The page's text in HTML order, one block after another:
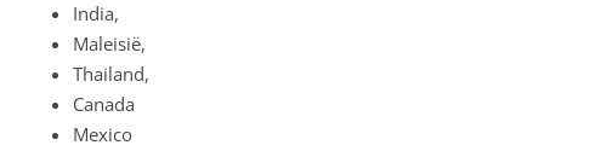
India,
Maleisië,
Thailand,
Canada
Mexico